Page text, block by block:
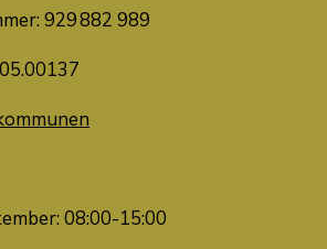
929 882 989
08:00-15:00